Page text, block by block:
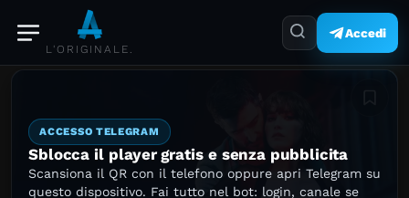
L'ORIGINALE.
Accedi
ACCESSO TELEGRAM
Sblocca il player gratis e senza pubblicita
Scansiona il QR con il telefono oppure apri Telegram su
questo dispositivo. Fai tutto nel bot: login, canale se